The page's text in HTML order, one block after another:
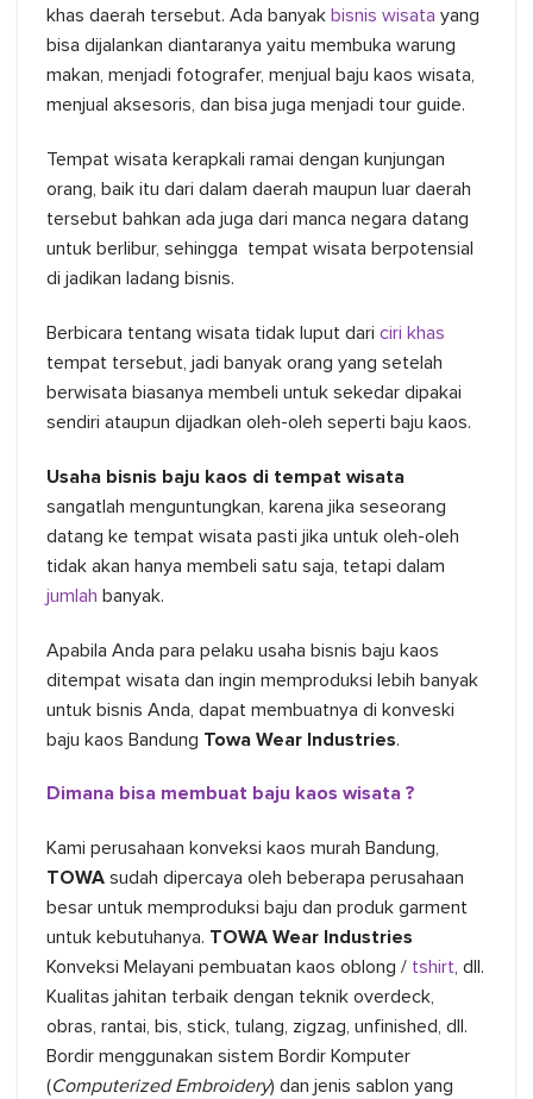
khas daerah tersebut. Ada banyak bisnis wisata yang
bisa dijalankan diantaranya yaitu membuka warung
makan, menjadi fotografer, menjual baju kaos wisata,
menjual aksesoris, dan bisa juga menjadi tour guide.
Tempat wisata kerapkali ramai dengan kunjungan
orang, baik itu dari dalam daerah maupun luar daerah
tersebut bahkan ada juga dari manca negara datang
untuk berlibur, sehingga tempat wisata berpotensial
di jadikan ladang bisnis.
Berbicara tentang wisata tidak luput dari ciri khas
tempat tersebut, jadi banyak orang yang setelah
berwisata biasanya membeli untuk sekedar dipakai
sendiri ataupun dijadkan oleh-oleh seperti baju kaos.
Usaha bisnis baju kaos di tempat wisata
sangatlah menguntungkan, karena jika seseorang
datang ke tempat wisata pasti jika untuk oleh-oleh
tidak akan hanya membeli satu saja, tetapi dalam
jumlah banyak.
Apabila Anda para pelaku usaha bisnis baju kaos
ditempat wisata dan ingin memproduksi lebih banyak
untuk bisnis Anda, dapat membuatnya di konveski
baju kaos Bandung Towa Wear Industries.
Dimana bisa membuat baju kaos wisata ?
Kami perusahaan konveksi kaos murah Bandung,
TOWA sudah dipercaya oleh beberapa perusahaan
besar untuk memproduksi baju dan produk garment
untuk kebutuhanya. TOWA Wear Industries
Konveksi Melayani pembuatan kaos oblong / tshirt, dll.
Kualitas jahitan terbaik dengan teknik overdeck,
obras, rantai, bis, stick, tulang, zigzag, unfinished, dll.
Bordir menggunakan sistem Bordir Komputer
(Computerized Embroidery) dan jenis sablon yang